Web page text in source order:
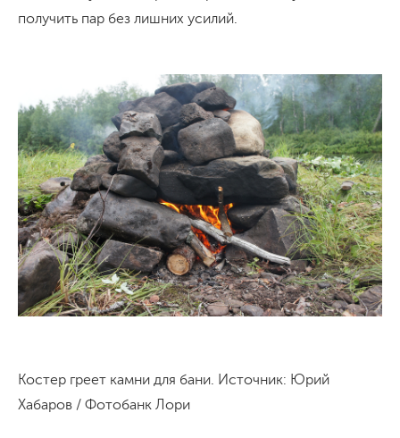
получить пар без лишних усилий.
Костер греет камни для бани. Источник: Юрий
Хабаров / Фотобанк Лори